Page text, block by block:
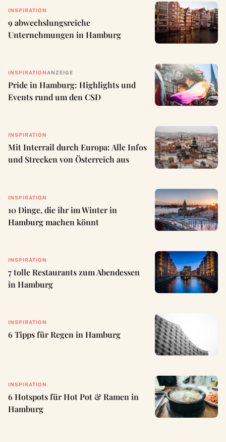
INSPIRATION
9 abwechslungsreiche
Unternehmungen in Hamburg
INSPIRATION ANZEIGE
Pride in Hamburg: Highlights und
Events rund um den CSD
INSPIRATION
Mit Interrail durch Europa: Alle Infos
und Strecken von Österreich aus
INSPIRATION
10 Dinge, die ihr im Winter in
Hamburg machen könnt
INSPIRATION
7 tolle Restaurants zum Abendessen
in Hamburg
INSPIRATION
6 Tipps für Regen in Hamburg
INSPIRATION
6 Hotspots für Hot Pot & Ramen in
Hamburg